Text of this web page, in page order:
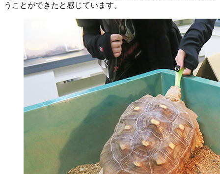
うことができたと感じています。